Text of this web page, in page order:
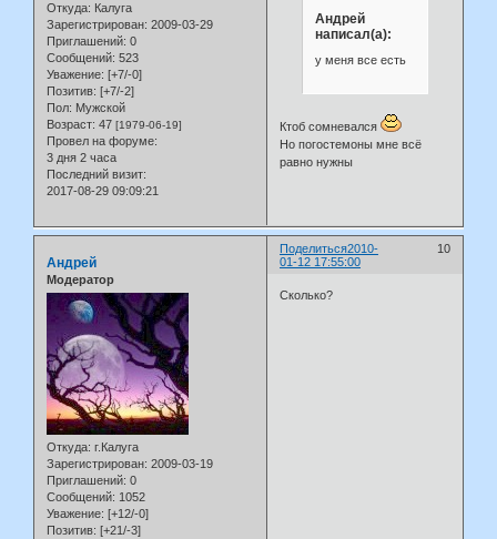
Откуда: Калуга
Зарегистрирован: 2009-03-29
Приглашений: 0
Сообщений: 523
Уважение: [+7/-0]
Позитив: [+7/-2]
Пол: Мужской
Возраст: 47 [1979-06-19]
Провел на форуме:
3 дня 2 часа
Последний визит:
2017-08-29 09:09:21
Андрей
написал(а):
у меня все есть
Ктоб сомневался
Но погостемоны мне всё
равно нужны
Поделиться 10
2010-
01-12 17:55:00
Андрей
Модератор
Откуда: г.Калуга
Зарегистрирован: 2009-03-19
Приглашений: 0
Сообщений: 1052
Уважение: [+12/-0]
Позитив: [+21/-3]
Сколько?